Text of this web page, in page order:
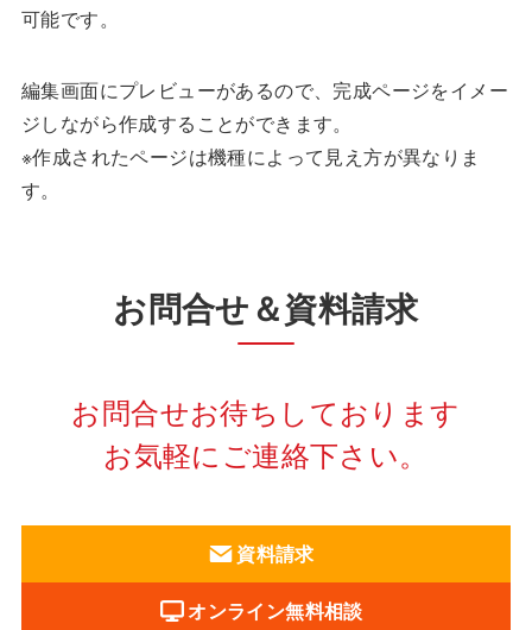
可能です。
編集画面にプレビューがあるので、完成ページをイメー
ジしながら作成することができます。
※作成されたページは機種によって見え方が異なりま
す。
お問合せ＆資料請求
お問合せお待ちしております
お気軽にご連絡下さい。
資料請求
オンライン無料相談